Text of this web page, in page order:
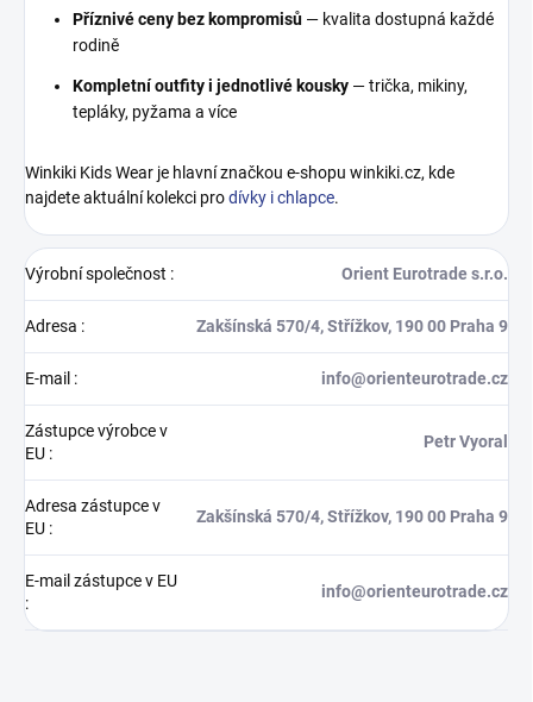
Příznivé ceny bez kompromisů — kvalita dostupná každé
rodině
Kompletní outfity i jednotlivé kousky — trička, mikiny,
tepláky, pyžama a více
Winkiki Kids Wear je hlavní značkou e-shopu winkiki.cz, kde
najdete aktuální kolekci prodívky i chlapce.
Výrobní společnost : Orient Eurotrade s.r.o.
Adresa : Zakšínská 570/4, Střížkov, 190 00 Praha 9
E-mail : info@orienteurotrade.cz
Zástupce výrobce v
EU :
Petr Vyoral
Adresa zástupce v
EU :
Zakšínská 570/4, Střížkov, 190 00 Praha 9
E-mail zástupce v EU
:
info@orienteurotrade.cz